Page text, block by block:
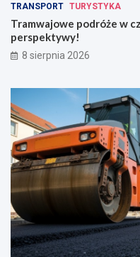
TRANSPORT TURYSTYKA
Tramwajowe podróże w
perspektywy!
8 sierpnia 2026